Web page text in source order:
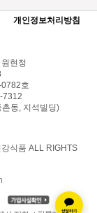
개인정보처리방침
현정
호
7312
동, 지석빌딩)
식품 ALL RIGHTS